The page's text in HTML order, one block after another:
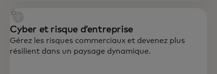
Cyber et risque d’entreprise
Gérez les risques commerciaux et devenez plus
résilient dans un paysage dynamique.